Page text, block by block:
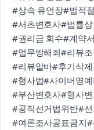
#상속 유언장#법적
#서초변호사#법률
#권리금 회수#계약
#업무방해죄#리뷰
#리뷰알바#후기삭
#형사법#사이버명
#부산변호사#형사
#공직선거법위반#선
#여론조사공표금지#